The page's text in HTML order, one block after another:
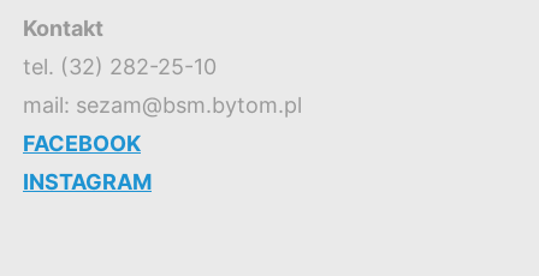
Kontakt
tel. (32) 282-25-10
mail: sezam@bsm.bytom.pl
FACEBOOK
INSTAGRAM